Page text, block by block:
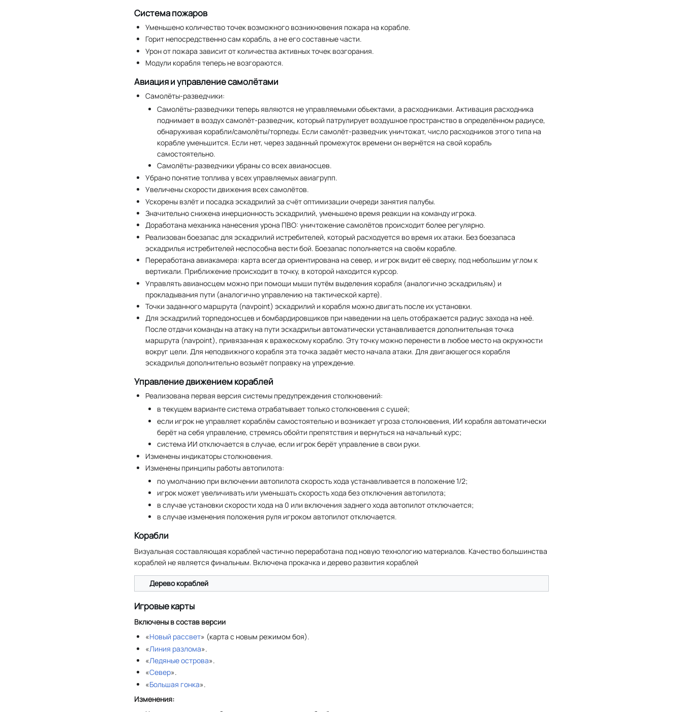
Система пожаров
Уменьшено количество точек возможного возникновения пожара на корабле.
Горит непосредственно сам корабль, а не его составные части.
Урон от пожара зависит от количества активных точек возгорания.
Модули корабля теперь не возгораются.
Авиация и управление самолётами
Самолёты-разведчики:
Самолёты-разведчики теперь являются не управляемыми объектами, а расходниками. Активация расходника
поднимает в воздух самолёт-разведчик, который патрулирует воздушное пространство в определённом радиусе,
обнаруживая корабли/самолёты/торпеды. Если самолёт-разведчик уничтожат, число расходников этого типа на
корабле уменьшится. Если нет, через заданный промежуток времени он вернётся на свой корабль
самостоятельно.
Самолёты-разведчики убраны со всех авианосцев.
Убрано понятие топлива у всех управляемых авиагрупп.
Увеличены скорости движения всех самолётов.
Ускорены взлёт и посадка эскадрилий за счёт оптимизации очереди занятия палубы.
Значительно снижена инерционность эскадрилий, уменьшено время реакции на команду игрока.
Доработана механика нанесения урона ПВО: уничтожение самолётов происходит более регулярно.
Реализован боезапас для эскадрилий истребителей, который расходуется во время их атаки. Без боезапаса
эскадрилья истребителей неспособна вести бой. Боезапас пополняется на своём корабле.
Переработана авиакамера: карта всегда ориентирована на север, и игрок видит её сверху, под небольшим углом к
вертикали. Приближение происходит в точку, в которой находится курсор.
Управлять авианосцем можно при помощи мыши путём выделения корабля (аналогично эскадрильям) и
прокладывания пути (аналогично управлению на тактической карте).
Точки заданного маршрута (navpoint) эскадрилий и корабля можно двигать после их установки.
Для эскадрилий торпедоносцев и бомбардировщиков при наведении на цель отображается радиус захода на неё.
После отдачи команды на атаку на пути эскадрильи автоматически устанавливается дополнительная точка
маршрута (navpoint), привязанная к вражескому кораблю. Эту точку можно перенести в любое место на окружности
вокруг цели. Для неподвижного корабля эта точка задаёт место начала атаки. Для двигающегося корабля
эскадрилья дополнительно возьмёт поправку на упреждение.
Управление движением кораблей
Реализована первая версия системы предупреждения столкновений:
в текущем варианте система отрабатывает только столкновения с сушей;
если игрок не управляет кораблём самостоятельно и возникает угроза столкновения, ИИ корабля автоматически
берёт на себя управление, стремясь обойти препятствия и вернуться на начальный курс;
система ИИ отключается в случае, если игрок берёт управление в свои руки.
Изменены индикаторы столкновения.
Изменены принципы работы автопилота:
по умолчанию при включении автопилота скорость хода устанавливается в положение 1/2;
игрок может увеличивать или уменьшать скорость хода без отключения автопилота;
в случае установки скорости хода на 0 или включения заднего хода автопилот отключается;
в случае изменения положения руля игроком автопилот отключается.
Корабли
Визуальная составляющая кораблей частично переработана под новую технологию материалов. Качество большинства
кораблей не является финальным. Включена прокачка и дерево развития кораблей
Дерево кораблей
Игровые карты
Включены в состав версии
«Новый рассвет» (карта с новым режимом боя).
«Линия разлома».
«Ледяные острова».
«Север».
«Большая гонка».
Изменения: